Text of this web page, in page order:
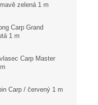
zelená 1 m
Carp Grand
1 m
Carp Master
Carp / červený 1 m